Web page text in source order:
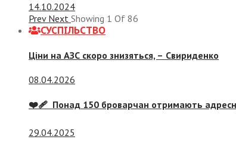
14.10.2024
Prev Next Showing 1 Of 86
СУСПIЛЬСТВО
Ціни на АЗС скоро знизяться, – Свириденко
08.04.2026
❤️‍🩹 Понад 150 броварчан отримають
29.04.2025